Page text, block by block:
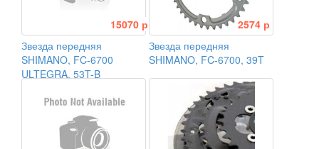
15070 р
Звезда передняя
SHIMANO, FC-6700
ULTEGRA, 53T-B
2574 р
Звезда передняя
SHIMANO, FC-6700, 39T